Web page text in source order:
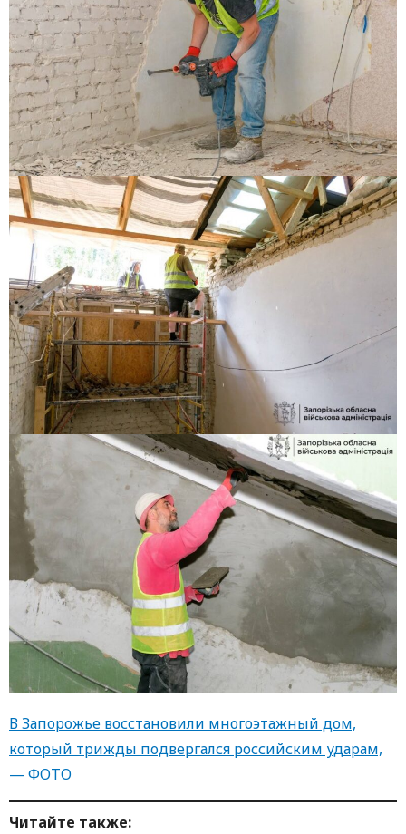
В Запорожье восстановили многоэтажный дом,
который трижды подвергался российским ударам,
— ФОТО
Читайте также: